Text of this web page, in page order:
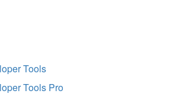
Tools
Tools Pro